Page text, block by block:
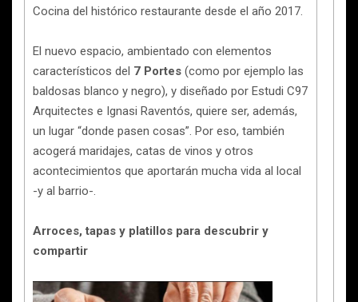
Cocina del histórico restaurante desde el año 2017.
El nuevo espacio, ambientado con elementos
característicos del 7 Portes (como por ejemplo las
baldosas blanco y negro), y diseñado por Estudi C97
Arquitectes e Ignasi Raventós, quiere ser, además,
un lugar “donde pasen cosas”. Por eso, también
acogerá maridajes, catas de vinos y otros
acontecimientos que aportarán mucha vida al local
-y al barrio-.
Arroces, tapas y platillos para descubrir y
compartir